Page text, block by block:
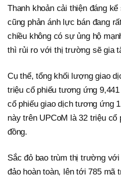
Thanh khoản cải thiện đáng
cũng phản ánh lực bán đang
chiều không có sự ủng hộ
thì rủi ro với thị trường sẽ gia
Cụ thể, tổng khối lượng giao
triệu cổ phiếu tương ứng
cổ phiếu giao dịch tương ứng
này trên UPCoM là 32 triệu
đồng.
Sắc đỏ bao trùm thị trường
đảo hoàn toàn, lên tới 785 mã